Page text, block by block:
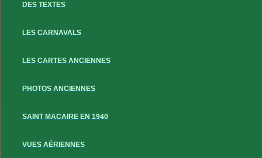
DES TEXTES
LES CARNAVALS
LES CARTES ANCIENNES
PHOTOS ANCIENNES
SAINT MACAIRE EN 1940
VUES AÉRIENNES